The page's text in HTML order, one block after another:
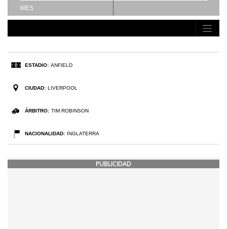
PUBLICIDAD